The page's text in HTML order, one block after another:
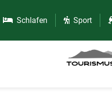
Schlafen Sport